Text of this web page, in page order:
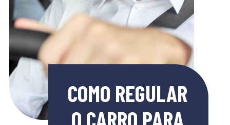
COMO REGULAR
O CARRO PARA